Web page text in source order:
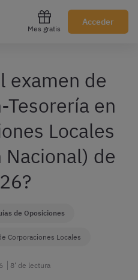
Mes gratis
Acceder
gratis
examen de
en
Locales
de
de Oposiciones
Corporaciones Locales
8’ de lectura